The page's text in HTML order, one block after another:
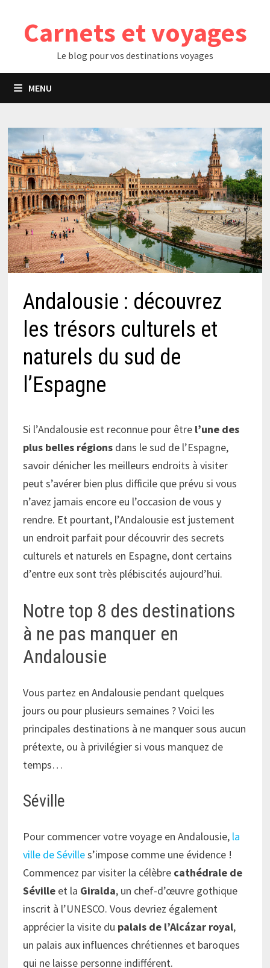
contenuCarnets et voyages
Le blog pour vos destinations voyages
MENU
Andalousie : découvrez
les trésors culturels et
naturels du sud de
l’Espagne
Si l’Andalousie est reconnue pour être l’une des
plus belles régions dans le sud de l’Espagne,
savoir dénicher les meilleurs endroits à visiter
peut s’avérer bien plus difficile que prévu si vous
n’avez jamais encore eu l’occasion de vous y
rendre. Et pourtant, l’Andalousie est justement
un endroit parfait pour découvrir des secrets
culturels et naturels en Espagne, dont certains
d’entre eux sont très plébiscités aujourd’hui.
Notre top 8 des destinations
à ne pas manquer en
Andalousie
Vous partez en Andalousie pendant quelques
jours ou pour plusieurs semaines ? Voici les
principales destinations à ne manquer sous aucun
prétexte, ou à privilégier si vous manquez de
temps…
Séville
Pour commencer votre voyage en Andalousie, la
ville de Sévilles’impose comme une évidence !
Commencez par visiter la célèbre cathédrale de
Séville et la Giralda, un chef-d’œuvre gothique
inscrit à l’UNESCO. Vous devriez également
apprécier la visite du palais de l’Alcázar royal,
un palais aux influences chrétiennes et baroques
qui ne laisse personne indifférent.